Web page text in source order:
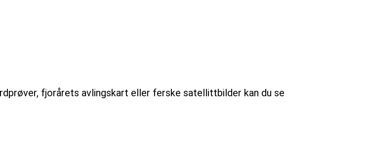
fjorårets avlingskart eller ferske satellittbilder kan du se